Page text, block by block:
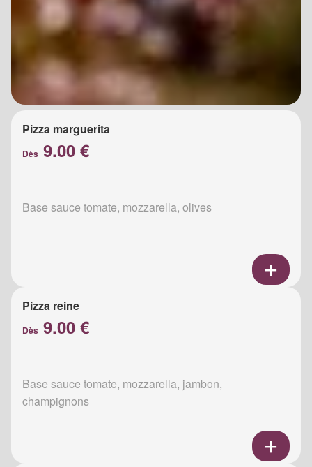
Pizza marguerita
Dès 9.00 €
Base sauce tomate, mozzarella, olives
Pizza reine
Dès 9.00 €
Base sauce tomate, mozzarella, jambon,
champignons